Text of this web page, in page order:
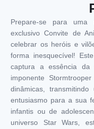
Prepare-se para uma
exclusivo Convite de
celebrar os heróis e
forma inesquecível!
captura a essência da
imponente
dinâmicas,
entusiasmo para a sua
infantis ou de
universo Star Wars,